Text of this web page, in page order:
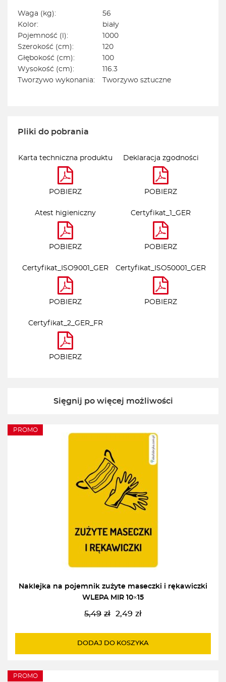
Waga (kg):
56
Kolor:
biały
Pojemność (l):
1000
Szerokość (cm):
120
Głębokość (cm):
100
Wysokość (cm):
116.3
Tworzywo wykonania:
Tworzywo sztuczne
Pliki do pobrania
Karta techniczna produktu
POBIERZ
Deklaracja zgodności
POBIERZ
Atest higieniczny
POBIERZ
Certyfikat_1_GER
POBIERZ
Certyfikat_ISO9001_GER
POBIERZ
Certyfikat_ISO50001_GER
POBIERZ
Certyfikat_2_GER_FR
POBIERZ
Sięgnij po więcej możliwości
PROMO
Naklejka na pojemnik zużyte maseczki i rękawiczki
WLEPA MIR 10×15
5,49 zł
Pierwotna
wynosiła:
2,49 zł
Aktualna
wynosi:
DODAJ DO KOSZYKA
PROMO